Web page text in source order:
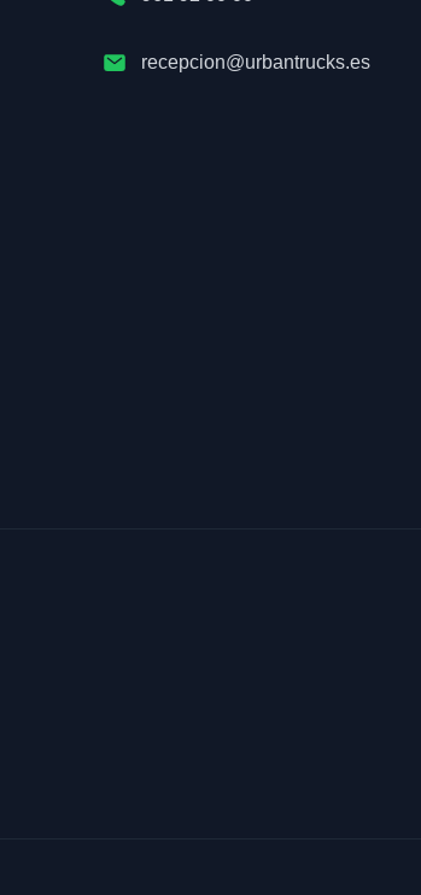
recepcion@urbantrucks.es